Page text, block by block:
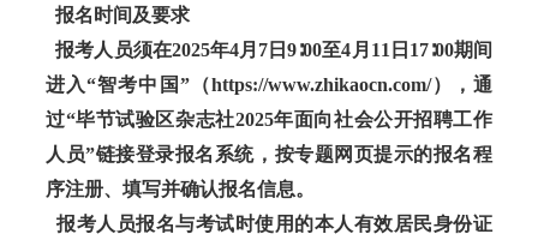
报名时间及要求
报考人员须在2025年4月7日9∶00至4月11日17∶00期间
进入“智考中国”（https://www.zhikaocn.com/），通
过“毕节试验区杂志社2025年面向社会公开招聘工作
人员”链接登录报名系统，按专题网页提示的报名程
序注册、填写并确认报名信息。
报考人员报名与考试时使用的本人有效居民身份证